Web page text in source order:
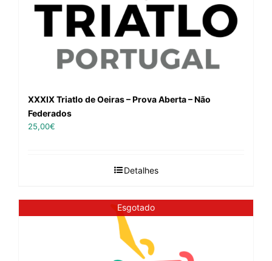
XXXIX Triatlo de Oeiras – Prova Aberta – Não
Federados
25,00€
Detalhes
Esgotado